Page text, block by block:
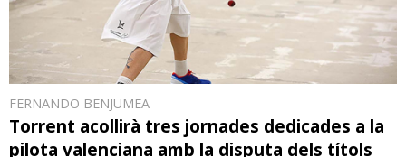
FERNANDO BENJUMEA
Torrent acollirà tres jornades dedicades a la
pilota valenciana amb la disputa dels títols